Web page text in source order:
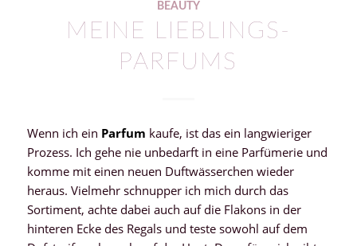
BEAUTY
MEINE LIEBLINGS-
PARFUMS
Wenn ich ein Parfum kaufe, ist das ein langwieriger
Prozess. Ich gehe nie unbedarft in eine Parfümerie und
komme mit einen neuen Duftwässerchen wieder
heraus. Vielmehr schnupper ich mich durch das
Sortiment, achte dabei auch auf die Flakons in der
hinteren Ecke des Regals und teste sowohl auf dem